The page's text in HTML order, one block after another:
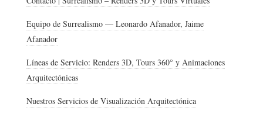
Equipo de Surrealismo — Leonardo Afanador, Jaime
Afanador
Líneas de Servicio: Renders 3D, Tours 360° y Animaciones
Arquitectónicas
Nuestros Servicios de Visualización Arquitectónica